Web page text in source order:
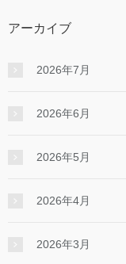
アーカイブ
2026年7月
2026年6月
2026年5月
2026年4月
2026年3月